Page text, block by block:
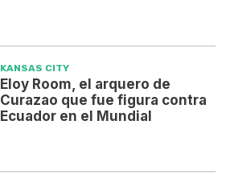
KANSAS CITY
Eloy Room, el arquero de
Curazao que fue figura contra
Ecuador en el Mundial